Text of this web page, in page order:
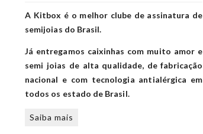
A Kitbox é o melhor clube de assinatura de
semijoias do Brasil.
Já entregamos caixinhas com muito amor e
semi joias de alta qualidade, de fabricação
nacional e com tecnologia antialérgica em
todos os estado de Brasil.
Saiba mais